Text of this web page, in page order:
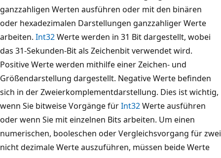
ganzzahligen Werten ausführen oder mit den binären
oder hexadezimalen Darstellungen ganzzahliger Werte
arbeiten. Int32Werte werden in 31 Bit dargestellt, wobei
das 31-Sekunden-Bit als Zeichenbit verwendet wird.
Positive Werte werden mithilfe einer Zeichen- und
Größendarstellung dargestellt. Negative Werte befinden
sich in der Zweierkomplementdarstellung. Dies ist wichtig,
wenn Sie bitweise Vorgänge fürInt32Werte ausführen
oder wenn Sie mit einzelnen Bits arbeiten. Um einen
numerischen, booleschen oder Vergleichsvorgang für zwei
nicht dezimale Werte auszuführen, müssen beide Werte